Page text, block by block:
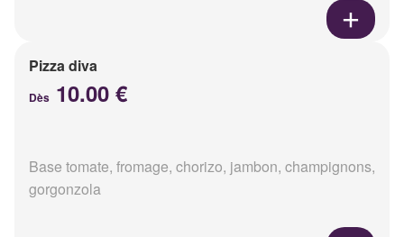
Pizza diva
Dès 10.00 €
Base tomate, fromage, chorizo, jambon, champignons,
gorgonzola